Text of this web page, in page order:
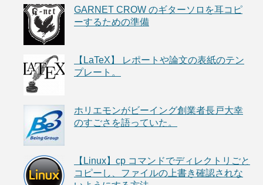
GARNET CROW のギターソロを耳コピ
ーするための準備
【LaTeX】 レポートや論文の表紙のテン
プレート。
ホリエモンがビーイング創業者長戸大幸
のすごさを語っていた。
【Linux】cp コマンドでディレクトリごと
コピーし、ファイルの上書き確認されな